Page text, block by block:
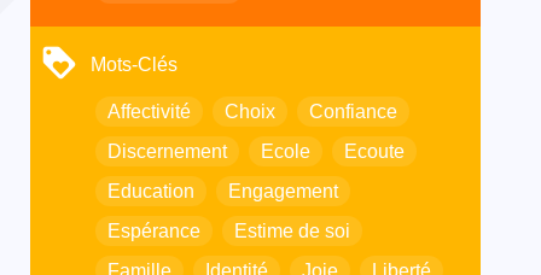
Dossier vacances –
Création d’un groupe
WhatsApp pour les
jeunes pros du Bw
Prière de Taizé à Visé
TOUS LES ARTICLES
Mots-Clés
Affectivité Choix
Confiance
Discernement
Ecole
Ecoute
Education
Engagement
Espérance
Estime de soi
Famille
Identité Joie
Liberté